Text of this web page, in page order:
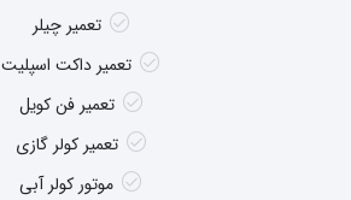
تعمیر چیلر
تعمیر داکت اسپلیت
تعمیر فن کویل
تعمیر کولر گازی
موتور کولر آبی